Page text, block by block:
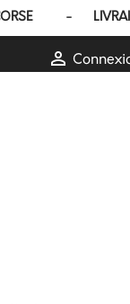
- LIVRAISON LE
